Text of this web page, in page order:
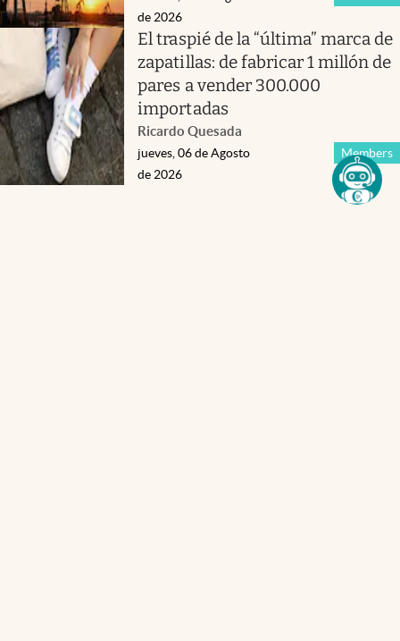
de 2026
El traspié de la “última” marca de
zapatillas: de fabricar 1 millón de
pares a vender 300.000
importadas
Ricardo Quesada
Members
jueves, 06 de Agosto
de 2026